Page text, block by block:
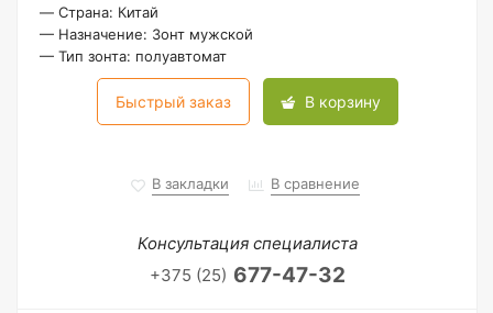
— Страна: Китай
— Назначение: Зонт мужской
— Тип зонта: полуавтомат
Быстрый заказ В корзину
В закладки В сравнение
Консультация специалиста
+375 (25) 677-47-32